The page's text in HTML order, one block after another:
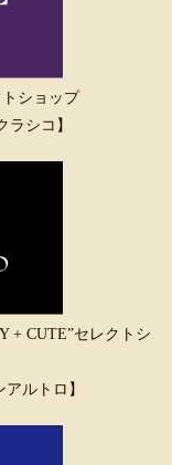
ショップ
ラシコ】
+ CUTE”セレクトシ
ルトロ】